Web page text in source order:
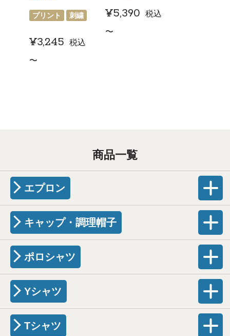
プリント 刺繍
¥3,245 税込
〜
¥5,390 税込
〜
商品一覧
エプロン
キャップ・調理帽子
ポロシャツ
Yシャツ
Tシャツ